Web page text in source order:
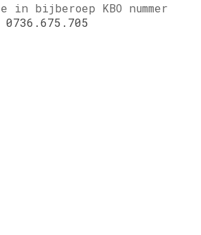
in bijberoep KBO nummer
0736.675.705